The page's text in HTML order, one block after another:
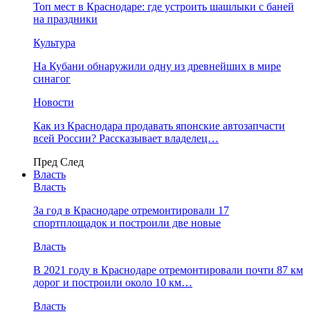
Топ мест в Краснодаре: где устроить шашлыки с баней
на праздники
Культура
На Кубани обнаружили одну из древнейших в мире
синагог
Новости
Как из Краснодара продавать японские автозапчасти
всей России? Рассказывает владелец…
Пред След
Власть
Власть
За год в Краснодаре отремонтировали 17
спортплощадок и построили две новые
Власть
В 2021 году в Краснодаре отремонтировали почти 87 км
дорог и построили около 10 км…
Власть